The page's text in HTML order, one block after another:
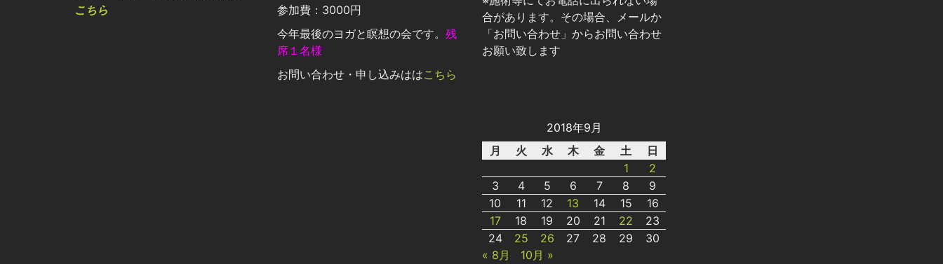
こちら
参加費：3000円
今年最後のヨガと瞑想の会です。 残
席１名様
お問い合わせ・申し込みははこちら
合があります。その場合、メールか
「お問い合わせ」からお問い合わせ
お願い致します
2018年9月
月
火 水 木 金 土
日
1
2
3
4 5 6 7 8
9
10
11 12 13 14 15
16
17
18 19 20 21 22
23
24
25 26 27 28 29
30
« 8月
10月 »